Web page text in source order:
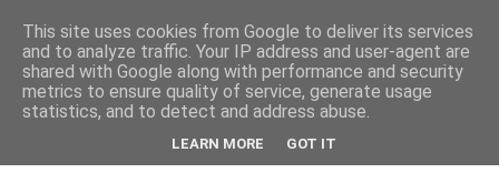
This site uses cookies from Google to deliver its services
and to analyze traffic. Your IP address and user-agent are
shared with Google along with performance and security
metrics to ensure quality of service, generate usage
statistics, and to detect and address abuse.
LEARN MORE GOT IT